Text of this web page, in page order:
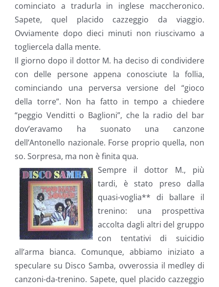
cominciato a tradurla in inglese maccheronico.
Sapete, quel placido cazzeggio da viaggio.
Ovviamente dopo dieci minuti non riuscivamo a
togliercela dalla mente.
Il giorno dopo il dottor M. ha deciso di condividere
con delle persone appena conosciute la follia,
cominciando una perversa versione del “gioco
della torre”. Non ha fatto in tempo a chiedere
“peggio Venditti o Baglioni”, che la radio del bar
dov’eravamo ha suonato una canzone
dell’Antonello nazionale. Forse proprio quella, non
so. Sorpresa, ma non è finita qua.
Sempre il dottor M., più
tardi, è stato preso dalla
quasi-voglia** di ballare il
trenino: una prospettiva
accolta dagli altri del gruppo
con tentativi di suicidio
all’arma bianca. Comunque, abbiamo iniziato a
speculare su Disco Samba, ovverossia il medley di
canzoni-da-trenino. Sapete, quel placido cazzeggio